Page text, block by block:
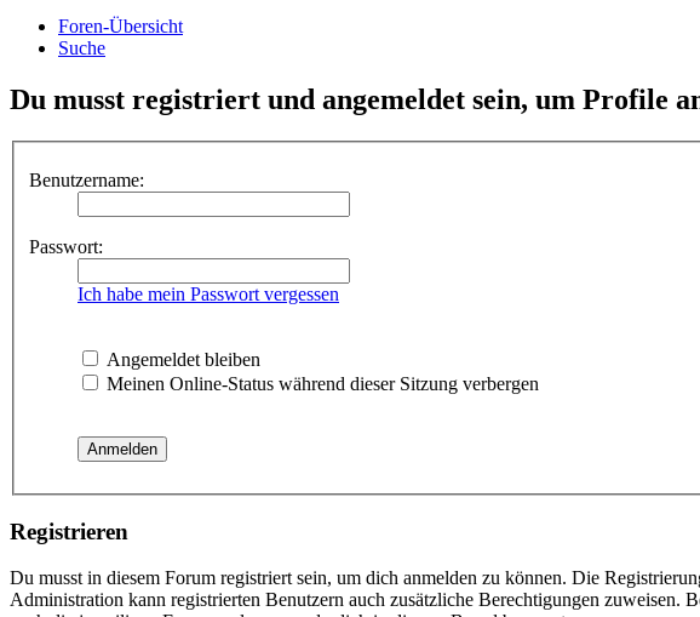
Foren-Übersicht
Suche
Du musst registriert und angemeldet sein, um Profile
Benutzername:
Passwort:
Ich habe mein Passwort vergessen
Angemeldet bleiben
Meinen Online-Status während dieser Sitzung verbergen
Registrieren
Du musst in diesem Forum registriert sein, um dich anmelden zu können. Die
Administration kann registrierten Benutzern auch zusätzliche Berechtigungen zuweisen.